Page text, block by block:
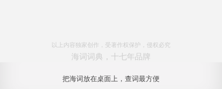
以上内容独家创作，受著作权保护，侵权必究
海词词典，十七年品牌
把海词放在桌面上，查词最方便